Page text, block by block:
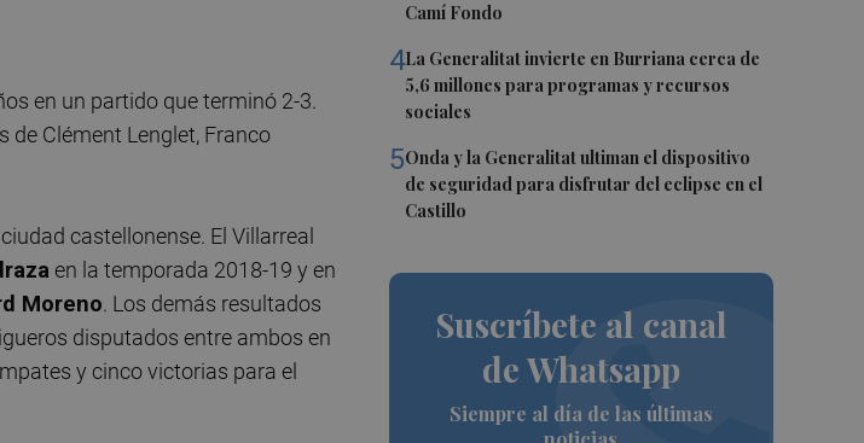
Camí Fondo
4La Generalitat invierte en Burriana cerca de
5,6 millones para programas y recursos
sociales
5Onda y la Generalitat ultiman el dispositivo
de seguridad para disfrutar del eclipse en el
Castillo
Suscríbete al canal
de Whatsapp
Siempre al día de las últimas
en un partido que terminó 2-3.
de Clément Lenglet, Franco
castellonense. El Villarreal
en la temporada 2018-19 y en
Moreno. Los demás resultados
disputados entre ambos en
y cinco victorias para el